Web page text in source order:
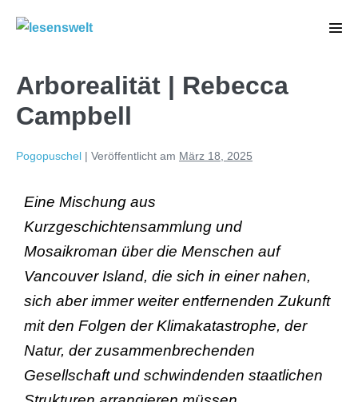
Arborealität | Rebecca
Campbell
Pogopuschel | Veröffentlicht am März 18, 2025
Eine Mischung aus
Kurzgeschichtensammlung und
Mosaikroman über die Menschen auf
Vancouver Island, die sich in einer nahen,
sich aber immer weiter entfernenden Zukunft
mit den Folgen der Klimakatastrophe, der
Natur, der zusammenbrechenden
Gesellschaft und schwindenden staatlichen